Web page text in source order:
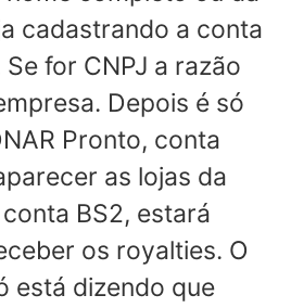
cadastrando a conta
for CNPJ a razão
Depois é só
Pronto, conta
as lojas da
BS2, estará
os royalties. O
está dizendo que